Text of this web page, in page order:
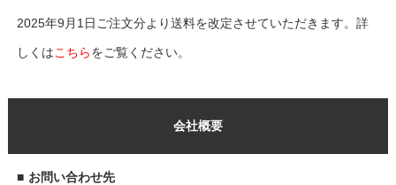
会社概要
■ お問い合わせ先
2025年9月1日ご注文分より送料を改定させていただきます。詳
しくはこちらをご覧ください。